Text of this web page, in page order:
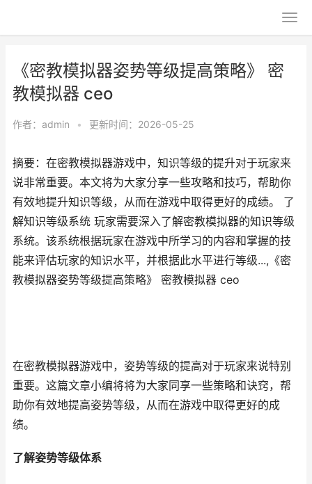
《密教模拟器姿势等级提高策略》 密
教模拟器 ceo
作者： admin • 更新时间：2026-05-25
摘要：在密教模拟器游戏中，知识等级的提升对于玩家来
说非常重要。本文将为大家分享一些攻略和技巧，帮助你
有效地提升知识等级，从而在游戏中取得更好的成绩。 了
解知识等级系统 玩家需要深入了解密教模拟器的知识等级
系统。该系统根据玩家在游戏中所学习的内容和掌握的技
能来评估玩家的知识水平，并根据此水平进行等级...,《密
教模拟器姿势等级提高策略》 密教模拟器 ceo
在密教模拟器游戏中，姿势等级的提高对于玩家来说特别
重要。这篇文章小编将将为大家同享一些策略和诀窍，帮
助你有效地提高姿势等级，从而在游戏中取得更好的成
绩。
了解姿势等级体系